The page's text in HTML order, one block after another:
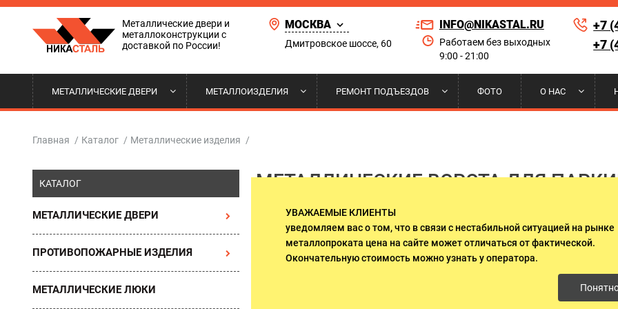
Металлические двери и
металлоконструкции с
доставкой по России!
МОСКВА
Дмитровское шоссе, 60
INFO@NIKASTAL.RU
Работаем без выходных
9:00 - 21:00
+7
+7
МЕТАЛЛИЧЕСКИЕ ДВЕРИ
ТЕРМОДВЕРИ
АРОЧНЫЕ ДВЕРИ ДВЕРИ ИЗ МАССИВА ДЕРЕВА
ДВЕРИ В КОТТЕДЖ И ДОМ ДВЕРИ СО СТЕКЛОМ И КОВКОЙ
ДВЕРИ В ОФИС ДВЕРИ ДЛЯ ДАЧИ
ПОДЪЕЗДНЫЕ ДВЕРИ ДВЕРИ С ОСТЕКЛЕНИЕМ
МЕТАЛЛОИЗДЕЛИЯ
СТАВНИ НА ОКНА
КОЗЫРЬКИ НАД КРЫЛЬЦОМ
РЕМОНТ ПОДЪЕЗДОВ
ДВЕРИ ВХОДНОЙ ГРУППЫ
ДВЕРИ ДЛЯ ТЕХНИЧЕСКИХ
ЛЕСТНИЧНЫЕ МАРШИ
ФОТО О НАС
НАШИ РАБОТЫ
ОПЛАТА И ГАРАНТИИ СЕРТИФИКАТЫ
Главная / Каталог / Металлические изделия /
МЕТАЛЛИЧЕСКИЕ ВОРОТА ДЛЯ
КАТАЛОГ
МЕТАЛЛИЧЕСКИЕ ДВЕРИ
ПРОТИВОПОЖАРНЫЕ ИЗДЕЛИЯ
МЕТАЛЛИЧЕСКИЕ ЛЮКИ
УВАЖАЕМЫЕ КЛИЕНТЫ
уведомляем вас о том, что в связи с нестабильной ситуацией на рынке
металлопроката цена на сайте может отличаться от фактической.
Окончательную стоимость можно узнать у оператора.